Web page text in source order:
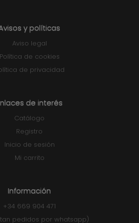
y políticas
Aviso legal
Política de cookies
de privacidad
de interés
Catálogo
Registro
Inicio de sesión
Mi carrito
Información
+34 669 904 471
pedidos por whatsapp)